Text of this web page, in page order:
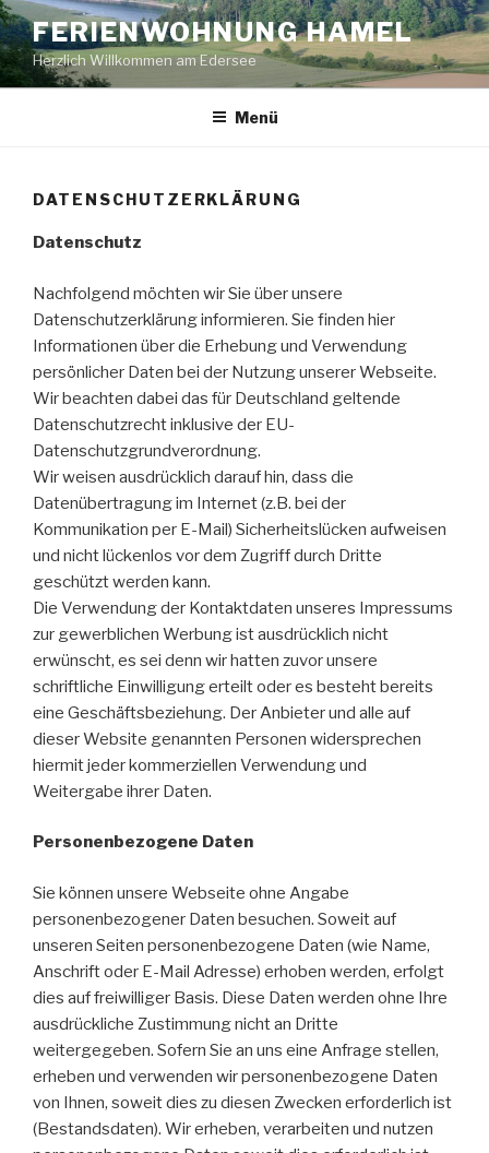
Zum
Inhalt
springen
FERIENWOHNUNG HAMEL
Herzlich Willkommen am Edersee
Menü
DATENSCHUTZERKLÄRUNG
Datenschutz
Nachfolgend möchten wir Sie über unsere
Datenschutzerklärung informieren. Sie finden hier
Informationen über die Erhebung und Verwendung
persönlicher Daten bei der Nutzung unserer Webseite.
Wir beachten dabei das für Deutschland geltende
Datenschutzrecht inklusive der EU-
Datenschutzgrundverordnung.
Wir weisen ausdrücklich darauf hin, dass die
Datenübertragung im Internet (z.B. bei der
Kommunikation per E-Mail) Sicherheitslücken aufweisen
und nicht lückenlos vor dem Zugriff durch Dritte
geschützt werden kann.
Die Verwendung der Kontaktdaten unseres Impressums
zur gewerblichen Werbung ist ausdrücklich nicht
erwünscht, es sei denn wir hatten zuvor unsere
schriftliche Einwilligung erteilt oder es besteht bereits
eine Geschäftsbeziehung. Der Anbieter und alle auf
dieser Website genannten Personen widersprechen
hiermit jeder kommerziellen Verwendung und
Weitergabe ihrer Daten.
Personenbezogene Daten
Sie können unsere Webseite ohne Angabe
personenbezogener Daten besuchen. Soweit auf
unseren Seiten personenbezogene Daten (wie Name,
Anschrift oder E-Mail Adresse) erhoben werden, erfolgt
dies auf freiwilliger Basis. Diese Daten werden ohne Ihre
ausdrückliche Zustimmung nicht an Dritte
weitergegeben. Sofern Sie an uns eine Anfrage stellen,
erheben und verwenden wir personenbezogene Daten
von Ihnen, soweit dies zu diesen Zwecken erforderlich ist
(Bestandsdaten). Wir erheben, verarbeiten und nutzen